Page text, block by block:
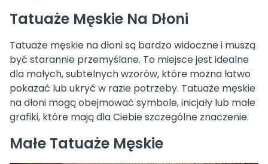
Tatuaże Męskie Na Dłoni
Tatuaże męskie na dłoni są bardzo widoczne i muszą
być starannie przemyślane. To miejsce jest idealne
dla małych, subtelnych wzorów, które można łatwo
pokazać lub ukryć w razie potrzeby. Tatuaże męskie
na dłoni mogą obejmować symbole, inicjały lub małe
grafiki, które mają dla Ciebie szczególne znaczenie.
Małe Tatuaże Męskie